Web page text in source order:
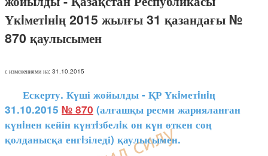
Үкiметiнiң 2015 жылғы 31 қазандағы №
870 қаулысымен
с изменениями на: 31.10.2015
Ескерту. Күші жойылды - ҚР Үкiметiнiң
31.10.2015 № 870 (алғашқы ресми жарияланған
күнiнен кейін күнтiзбелiк он күн өткен соң
қолданысқа енгiзіледі) қаулысымен.